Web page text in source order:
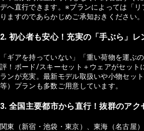
デへ直行できます。※プランによっては「
りますのであらかじめご承知おきください。
2. 初心者も安心！充実の「手ぶら」レ
「ギアを持っていない」「重い荷物を運ぶ
評！ボード/スキーセット＋ウェアがセット
ランが充実。最新モデル取扱いや小物セッ
等）プランも多数ご用意しています。
3. 全国主要都市から直行！抜群のアク
関東（新宿・池袋・東京）、東海（名古屋